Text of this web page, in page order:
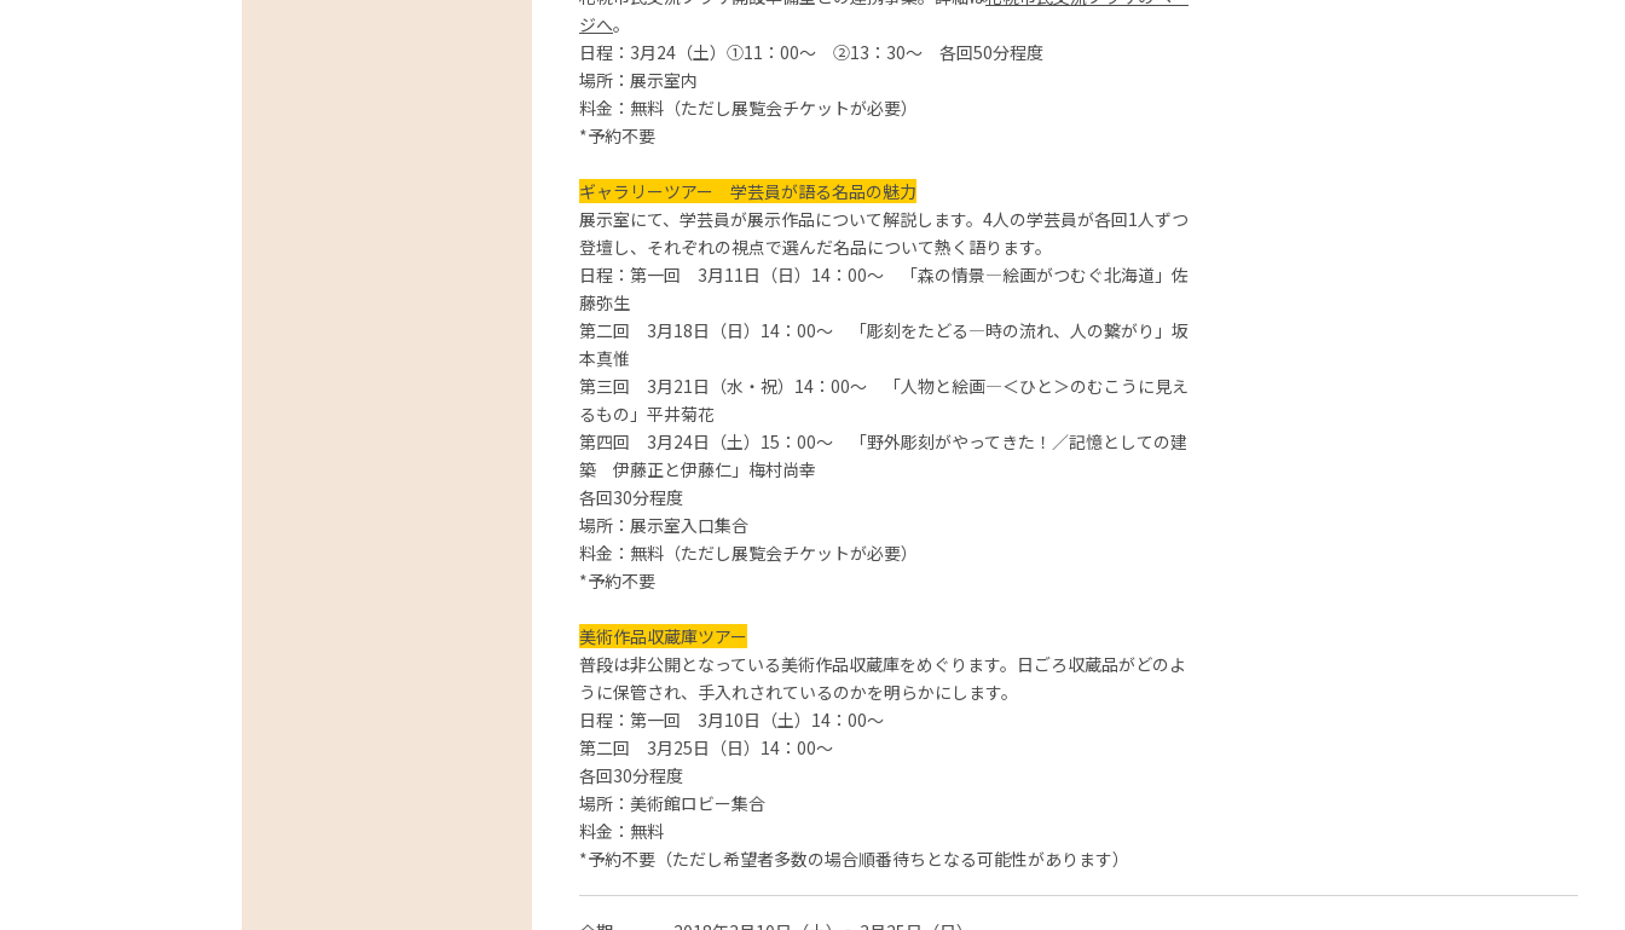
ジへ。
日程： 3月24 （土）①11：00～ ②13：30～ 各回50分程度
場所：展示室内
料金：無料（ただし展覧会チケットが必要）
*予約不要
ギャラリーツアー 学芸員が語る名品の魅力
展示室にて、学芸員が展示作品について解説します。 4人の学芸員が各回1人ずつ
登壇し、それぞれの視点で選んだ名品について熱く語ります。
日程：第一回 3月11日（日）14：00～ 「森の情景―絵画がつむぐ北海道」佐
藤弥生
第二回 3月18日（日）14：00～ 「彫刻をたどる―時の流れ、人の繋がり」坂
本真惟
第三回 3月21日（水・祝）14：00～ 「人物と絵画―＜ひと＞のむこうに見え
るもの」平井菊花
第四回 3月24日（土）15：00～ 「野外彫刻がやってきた！／記憶としての建
築 伊藤正と伊藤仁」梅村尚幸
各回30分程度
場所：展示室入口集合
料金：無料（ただし展覧会チケットが必要）
*予約不要
美術作品収蔵庫ツアー
普段は非公開となっている美術作品収蔵庫をめぐります。日ごろ収蔵品がどのよ
うに保管され、手入れされているのかを明らかにします。
日程：第一回 3月10日（土）14：00～
第二回 3月25日（日）14：00～
各回30分程度
場所：美術館ロビー集合
料金：無料
*予約不要（ただし希望者多数の場合順番待ちとなる可能性があります）